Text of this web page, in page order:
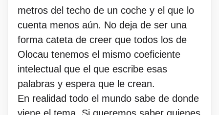
metros del techo de un coche y el que lo
cuenta menos aún. No deja de ser una
forma cateta de creer que todos los de
Olocau tenemos el mismo coeficiente
intelectual que el que escribe esas
palabras y espera que le crean.
En realidad todo el mundo sabe de donde